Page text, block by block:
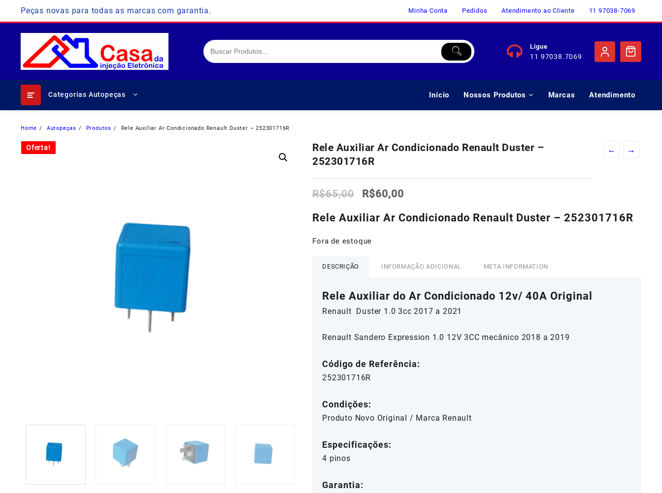
content
Peças novas para todas as marcas com garantia. Minha Conta Pedidos Atendimento ao Cliente 11 97038-7069
Ligue
11 97038.7069
Categorias Autopeças Início Nossos Produtos Marcas Atendimento
Home Autopeças Produtos Rele Auxiliar Ar Condicionado Renault Duster – 252301716R
Oferta! ← →
Rele Auxiliar Ar Condicionado Renault Duster –
252301716R
R$65,00
O
original
era:
R$60,00
atual
é:
Rele Auxiliar Ar Condicionado Renault Duster – 252301716R
Fora de estoque
DESCRIÇÃO INFORMAÇÃO ADICIONAL META INFORMATION
Rele Auxiliar do Ar Condicionado 12v/ 40A Original
Renault Duster 1.0 3cc2017 a 2021
Renault Sandero Expression 1.0 12V 3CC mecânico 2018 a 2019
Código de Referência:
252301716R
Condições:
Produto Novo Original / Marca Renault
Especificações:
4 pinos
Garantia:
Oferta!